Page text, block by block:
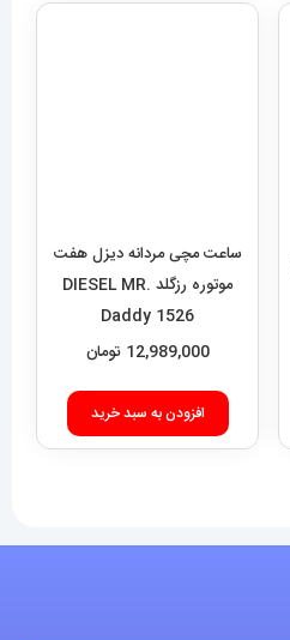
ساعت مچی مردانه دیزل هفت
موتوره رزگلد DIESEL MR.
Daddy 1526
12,989,000 تومان
افزودن به سبد خرید